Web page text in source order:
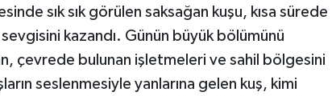
sık sık görülen saksağan kuşu, kısa sürede
kazandı. Günün büyük bölümünü
çevrede bulunan işletmeleri ve sahil bölgesini
seslenmesiyle yanlarına gelen kuş, kimi